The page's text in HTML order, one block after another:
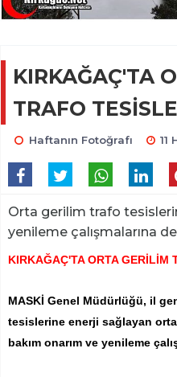
KIRKAĞAÇ'TA
TRAFO
Haftanın Fotoğrafı 11
Orta gerilim trafo
yenileme çalışmalarına
KIRKAĞAÇ'TA ORTA GERİLİM
MASKİ Genel Müdürlüğü, il
tesislerine enerji sağlayan
bakım onarım ve yenileme